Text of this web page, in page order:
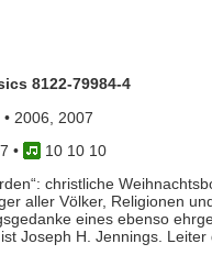
8122-79984-4
• 2006, 2007
•
10 10 10
christliche
aller Völker, Religionen
eines ebenso
Joseph H. Jennings. Leiter